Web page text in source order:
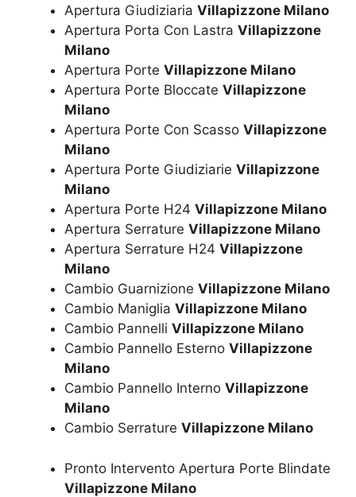
Apertura Giudiziaria Villapizzone Milano
Apertura Porta Con Lastra Villapizzone
Milano
Apertura Porte Villapizzone Milano
Apertura Porte Bloccate Villapizzone
Milano
Apertura Porte Con Scasso Villapizzone
Milano
Apertura Porte Giudiziarie Villapizzone
Milano
Apertura Porte H24 Villapizzone Milano
Apertura Serrature Villapizzone Milano
Apertura Serrature H24 Villapizzone
Milano
Cambio Guarnizione Villapizzone Milano
Cambio Maniglia Villapizzone Milano
Cambio Pannelli Villapizzone Milano
Cambio Pannello Esterno Villapizzone
Milano
Cambio Pannello Interno Villapizzone
Milano
Cambio Serrature Villapizzone Milano
Pronto Intervento Apertura Porte Blindate
Villapizzone Milano